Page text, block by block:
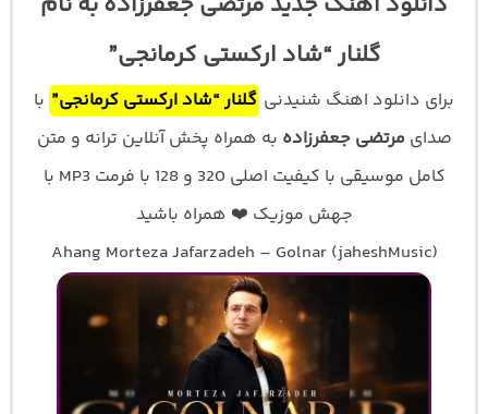
گلنار “شاد ارکستی کرمانجی”
برای دانلود اهنگ شنیدنی گلنار “شاد ارکستی کرمانجی” با
صدایمرتضی جعفرزاده به همراه پخش آنلاین ترانه و متن
کامل موسیقی با کیفیت اصلی 320 و 128 با فرمت MP3 با
جهش موزیک ❤️ همراه باشید
Ahang Morteza Jafarzadeh – Golnar (jaheshMusic)